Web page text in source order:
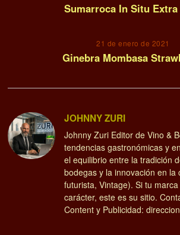
Sumarroca In Situ
21 de enero de 2021
Ginebra Mombasa
JOHNNY ZURI
Johnny Zuri Editor de Vino &
tendencias gastronómicas y
el equilibrio entre la tradición
bodegas y la innovación en la
futurista, Vintage). Si tu
carácter, este es su sitio.
Content y Publicidad: